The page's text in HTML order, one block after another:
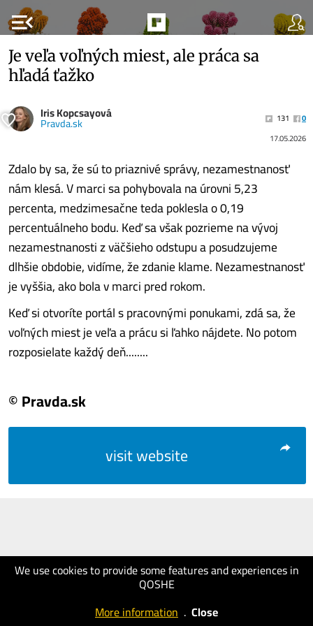
menu_open
We use cookies to provide some features and experiences in
QOSHE
More information . Close
Je veľa voľných miest, ale práca sa
hľadá ťažko
Iris Kopcsayová
Pravda.sk 131
0
17.05.2026
Zdalo by sa, že sú to priaznivé správy, nezamestnanosť
nám klesá. V marci sa pohybovala na úrovni 5,23
percenta, medzimesačne teda poklesla o 0,19
percentuálneho bodu. Keď sa však pozrieme na vývoj
nezamestnanosti z väčšieho odstupu a posudzujeme
dlhšie obdobie, vidíme, že zdanie klame. Nezamestnanosť
je vyššia, ako bola v marci pred rokom.
Keď si otvoríte portál s pracovnými ponukami, zdá sa, že
voľných miest je veľa a prácu si ľahko nájdete. No potom
rozposielate každý deň........
© Pravda.sk
visit website